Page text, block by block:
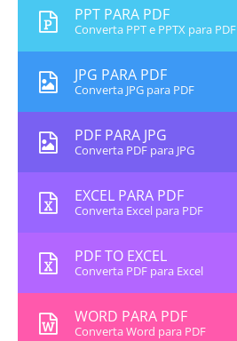
PPT PARA PDF
Converta PPT e PPTX para PDF
JPG PARA PDF
Converta JPG para PDF
PDF PARA JPG
Converta PDF para JPG
EXCEL PARA PDF
Converta Excel para PDF
PDF TO EXCEL
Converta PDF para Excel
WORD PARA PDF
Converta Word para PDF